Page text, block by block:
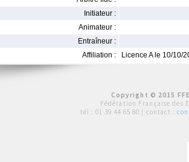
Initiateur :
Animateur :
Entraîneur :
Affiliation :
Licence A le 10/10/
Copyright © 2015
Fédération Française des
tél : 01 39 44 65 80 | contact :